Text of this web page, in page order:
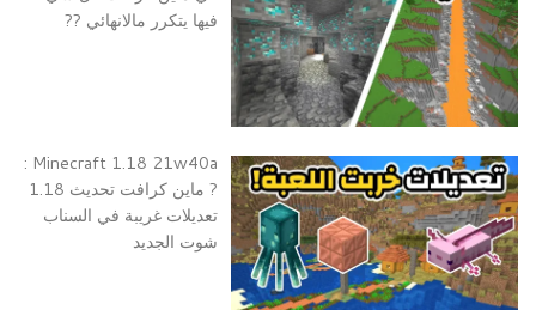
فيها يتكرر مالانهائي ??
Minecraft 1.18 21w40a :
? ماين كرافت تحديث 1.18
تعديلات غريبة في السناب
شوت الجديد